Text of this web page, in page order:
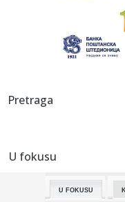
Гоф, Осака
10:51:У Великој
10:51:
10:47: Веома
Pretraga
U fokusu
U FOKUSU